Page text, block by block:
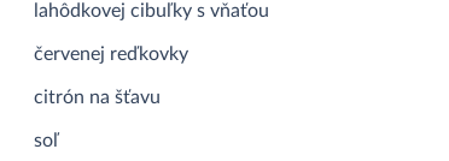
lahôdkovej cibuľky s vňaťou
červenej reďkovky
citrón na šťavu
soľ